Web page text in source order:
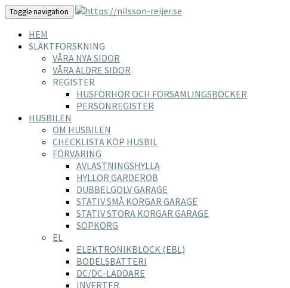
Toggle navigation
HEM
SLÄKTFORSKNING
VÅRA NYA SIDOR
VÅRA ÄLDRE SIDOR
REGISTER
HUSFÖRHÖR OCH FÖRSAMLINGSBÖCKER
PERSONREGISTER
HUSBILEN
OM HUSBILEN
CHECKLISTA KÖP HUSBIL
FÖRVARING
AVLASTNINGSHYLLA
HYLLOR GARDEROB
DUBBELGOLV GARAGE
STATIV SMÅ KORGAR GARAGE
STATIV STORA KORGAR GARAGE
SOPKORG
EL
ELEKTRONIKBLOCK (EBL)
BODELSBATTERI
DC/DC-LADDARE
INVERTER